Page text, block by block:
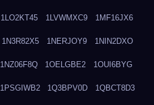
1LO2KT45 1LVWMXC9 1MF16JX6
1N3R82X5 1NERJOY9 1NIN2DXO
1NZ06F8Q 1OELGBE2 1OUI6BYG
1PSGIWB2 1Q3BPV0D 1QBCT8D3